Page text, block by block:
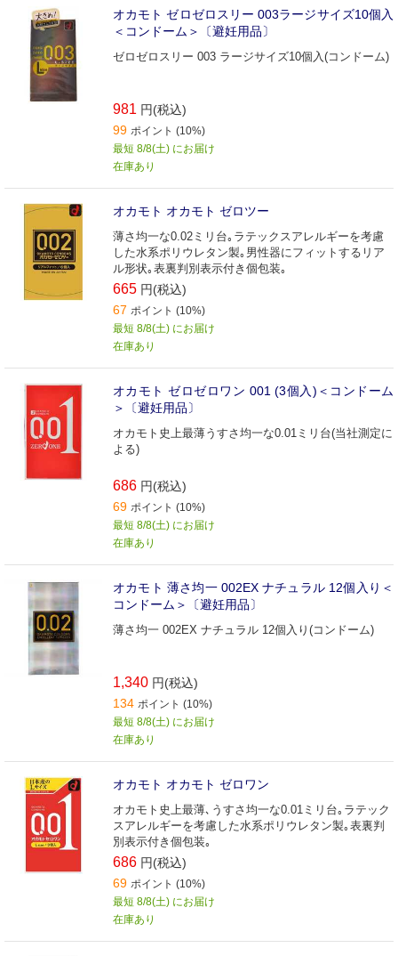
オカモト ゼロゼロスリー 003ラージサイズ10個入
＜コンドーム＞〔避妊用品〕
ゼロゼロスリー 003 ラージサイズ10個入(コンドーム)
981 円(税込)
99 ポイント (10%)
最短 8/8(土) にお届け
在庫あり
オカモト オカモト ゼロツー
薄さ均一な0.02ミリ台｡ラテックスアレルギーを考慮
した水系ポリウレタン製｡男性器にフィットするリア
ル形状｡表裏判別表示付き個包装｡
665 円(税込)
67 ポイント (10%)
最短 8/8(土) にお届け
在庫あり
オカモト ゼロゼロワン 001 (3個入)＜コンドーム
＞〔避妊用品〕
オカモト史上最薄うすさ均一な0.01ミリ台(当社測定に
よる)
686 円(税込)
69 ポイント (10%)
最短 8/8(土) にお届け
在庫あり
オカモト 薄さ均一 002EX ナチュラル 12個入り＜
コンドーム＞〔避妊用品〕
薄さ均一 002EX ナチュラル 12個入り(コンドーム)
1,340 円(税込)
134 ポイント (10%)
最短 8/8(土) にお届け
在庫あり
オカモト オカモト ゼロワン
オカモト史上最薄､うすさ均一な0.01ミリ台｡ラテック
スアレルギーを考慮した水系ポリウレタン製｡表裏判
別表示付き個包装｡
686 円(税込)
69 ポイント (10%)
最短 8/8(土) にお届け
在庫あり